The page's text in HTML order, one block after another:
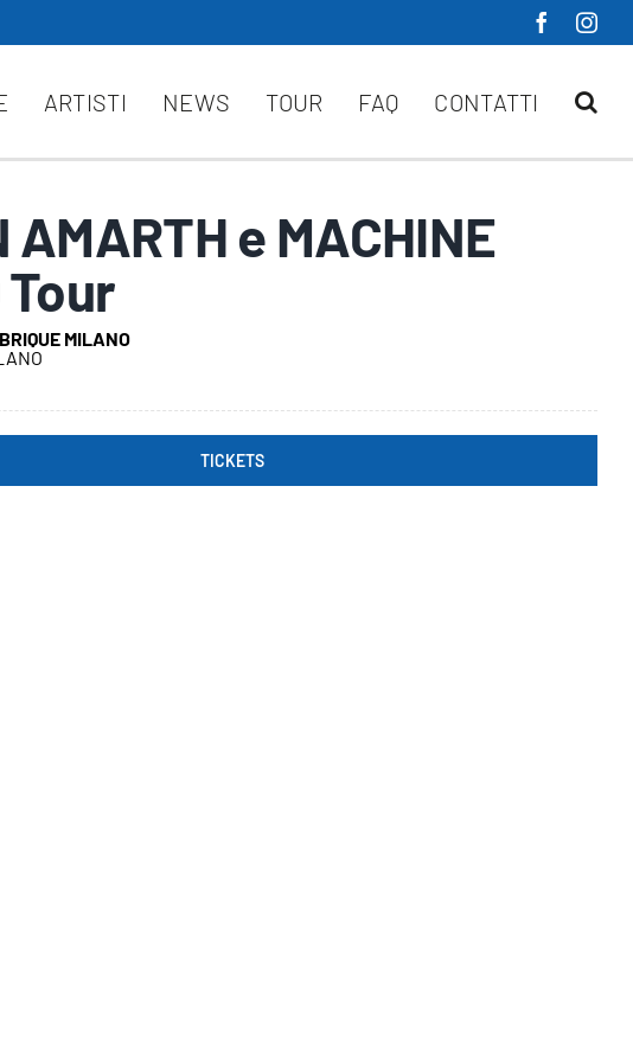
ARTISTI NEWS TOUR FAQ CONTATTI
AMARTH e MACHINE
Tour
MILANO
TICKETS